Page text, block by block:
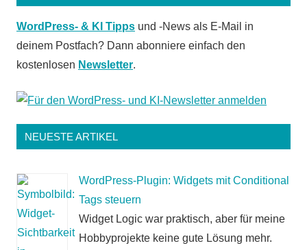
WordPress- & KI Tipps und -News als E-Mail in
deinem Postfach? Dann abonniere einfach den
kostenlosen Newsletter.
NEUESTE ARTIKEL
WordPress-Plugin: Widgets mit Conditional
Tags steuern
Widget Logic war praktisch, aber für meine
Hobbyprojekte keine gute Lösung mehr.